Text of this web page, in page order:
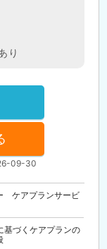
り
09-30
ケアプランサービ
づくケアプランの